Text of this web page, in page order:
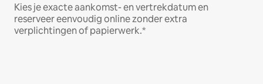
Kies je exacte aankomst- en vertrekdatum en
reserveer eenvoudig online zonder extra
verplichtingen of papierwerk.*